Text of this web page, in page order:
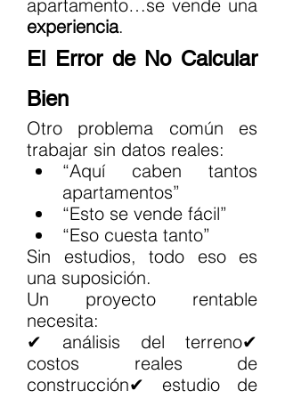
experiencia.
El Error de No Calcular
Bien
Otro problema común es
trabajar sin datos reales:
“Aquí caben tantos
apartamentos”
“Esto se vende fácil”
“Eso cuesta tanto”
Sin estudios, todo eso es
una suposición.
Un proyecto rentable
necesita:
✔ análisis del terreno✔
costos reales de
construcción✔ estudio de